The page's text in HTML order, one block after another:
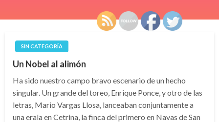
SIN CATEGORÍA
Un Nobel al alimón
Ha sido nuestro campo bravo escenario de un hecho
singular. Un grande del toreo, Enrique Ponce, y otro de las
letras, Mario Vargas Llosa, lanceaban conjuntamente a
una erala en Cetrina, la finca del primero en Navas de San